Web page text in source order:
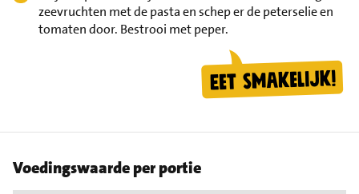
zeevruchten met de pasta en schep er de peterselie en
tomaten door. Bestrooi met peper.
Voedingswaarde per portie